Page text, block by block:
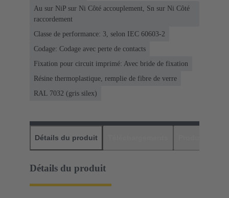
Au sur NiP sur Ni Côté accouplement, Sn sur Ni Côté
raccordement
Classe de performance: 3, selon IEC 60603-2
Codage: Codage avec perte de contacts
Fixation pour circuit imprimé: Avec bride de fixation
Résine thermoplastique, remplie de fibre de verre
RAL 7032 (gris silex)
Détails du produit
Détails du produit